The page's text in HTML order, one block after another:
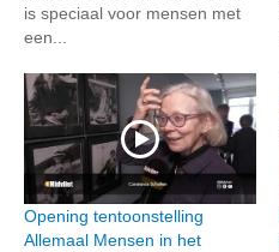
is speciaal voor mensen met
een...
Opening tentoonstelling
Allemaal Mensen in het